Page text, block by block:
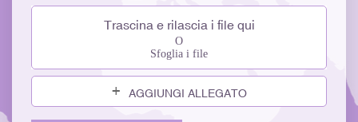
Trascina e rilascia i file qui
O
Sfoglia i file
AGGIUNGI ALLEGATO